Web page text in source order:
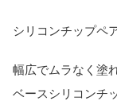
シリコンチップ
幅広でムラなく塗
ベースシリコンチ